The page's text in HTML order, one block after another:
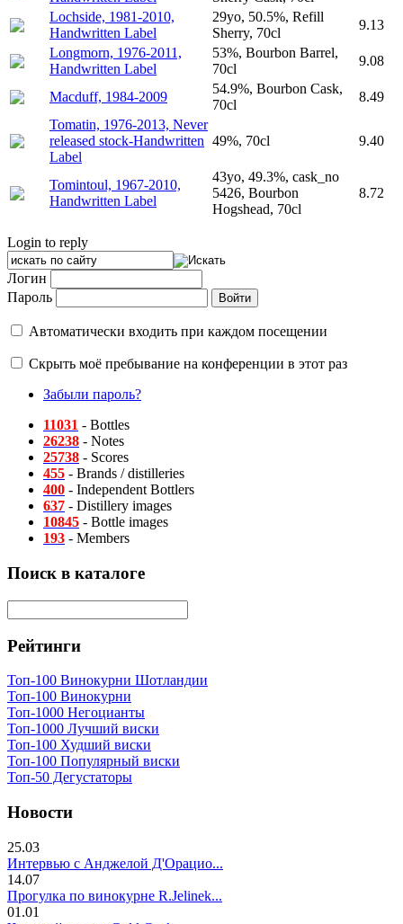
Lochside, 1981-2010,
Handwritten Label
29yo, 50.5%, Refill
Sherry, 70cl
9.13
Longmorn, 1976-2011,
Handwritten Label
53%, Bourbon Barrel,
70cl
9.08
Macduff, 1984-2009
54.9%, Bourbon Cask,
70cl
8.49
Tomatin, 1976-2013, Never
released stock-Handwritten
Label
49%, 70cl 9.40
Tomintoul, 1967-2010,
Handwritten Label
43yo, 49.3%, cask_no
5426, Bourbon
Hogshead, 70cl
8.72
Login to reply
Логин
Пароль
Автоматически входить при каждом посещении
Скрыть моё пребывание на конференции в этот раз
Забыли пароль?
11031 - Bottles
26238 - Notes
25738 - Scores
455 - Brands / distilleries
400 - Independent Bottlers
637 - Distillery images
10845 - Bottle images
193 - Members
Поиск в каталоге
Рейтинги
Топ-100 Винокурни Шотландии
Топ-100 Винокурни
Топ-1000 Негоцианты
Топ-1000 Лучший виски
Топ-100 Худший виски
Топ-100 Популярный виски
Топ-50 Дегустаторы
Новости
25.03
Интервью с Анджелой Д'Орацио...
14.07
Прогулка по винокурне R.Jelinek...
01.01